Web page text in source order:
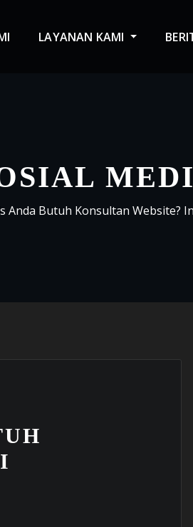
LAYANAN KAMI
Anda Butuh Konsultan Website?